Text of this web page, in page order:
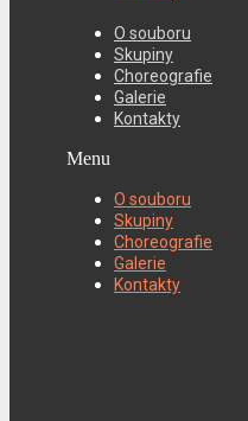
O souboru
Skupiny
Choreografie
Galerie
Kontakty
Menu
O souboru
Skupiny
Choreografie
Galerie
Kontakty